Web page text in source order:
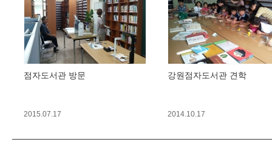
점자도서관 방문
2015.07.17
강원점자도서관 견학
2014.10.17